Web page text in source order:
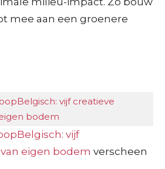
mee aan een groenere
vijf creatieve
bodem
vijf
eigen bodem verscheen